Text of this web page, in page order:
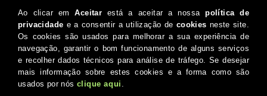
Siga-nos aqui...
Facebook
Instagram
Twitter
Canal do Youtube